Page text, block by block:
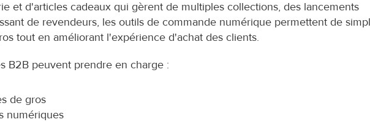
et d'articles cadeaux qui gèrent de multiples collections, des lancements
de revendeurs, les outils de commande numérique permettent de
tout en améliorant l'expérience d'achat des clients.
B2B peuvent prendre en charge :
de gros
numériques